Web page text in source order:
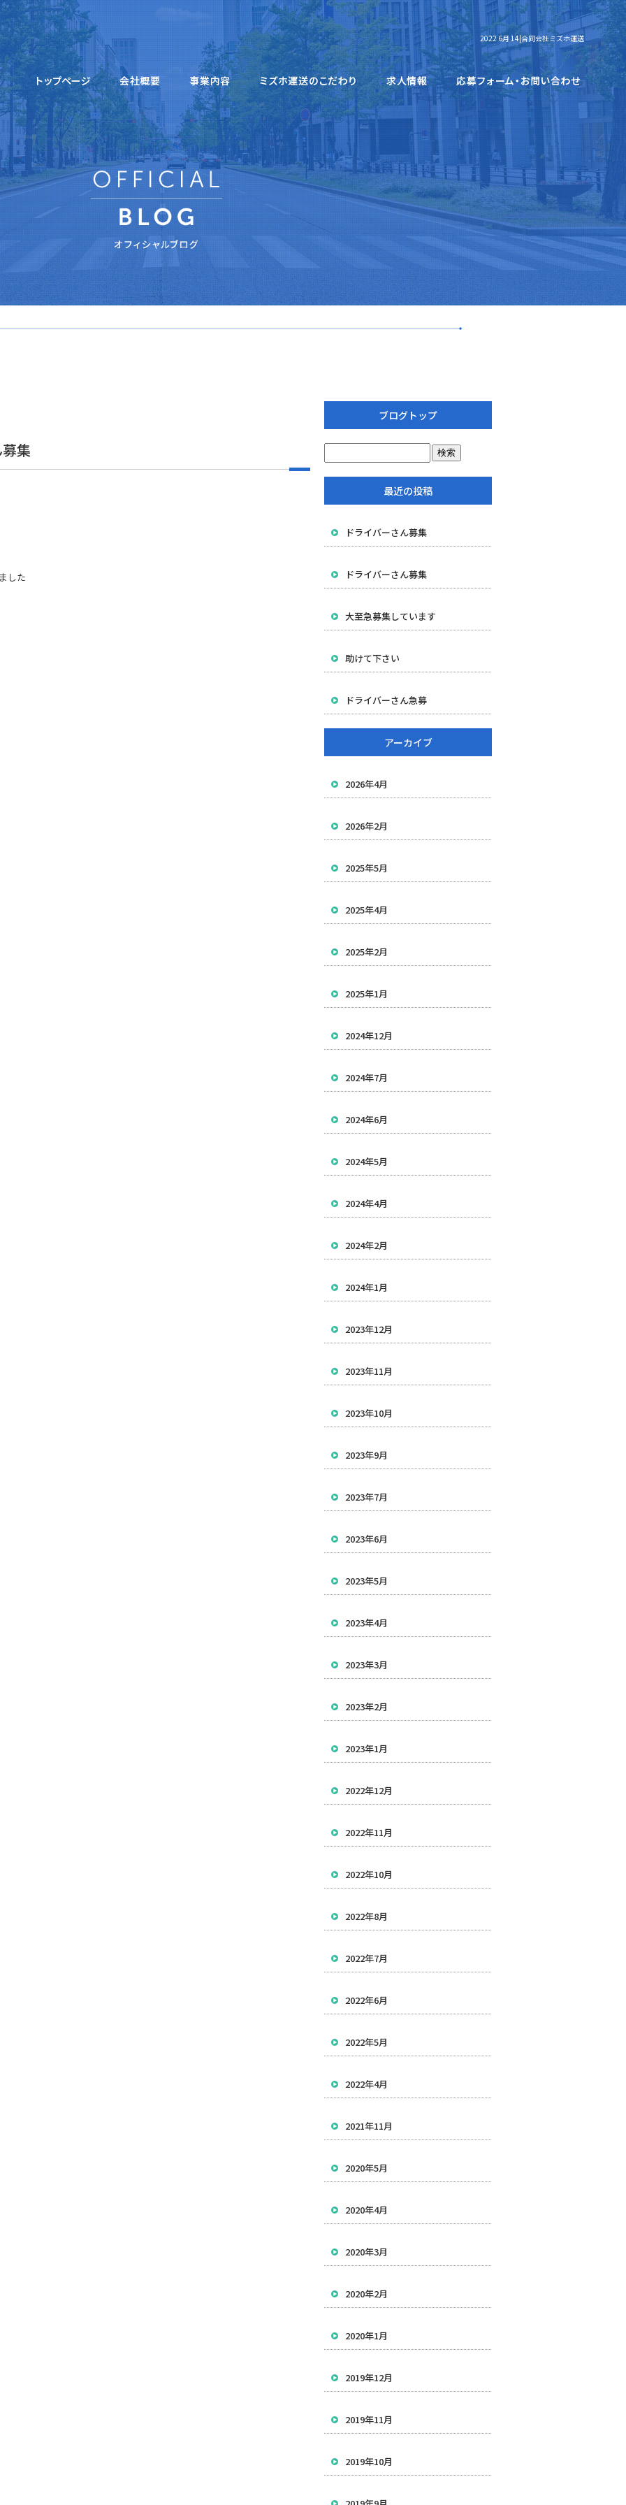
2022 6月 14|合同会社ミズホ運送
集
した
ブログトップ
最近の投稿
ドライバーさん募集
ドライバーさん募集
大至急募集しています
助けて下さい
ドライバーさん急募
アーカイブ
2026年4月
2026年2月
2025年5月
2025年4月
2025年2月
2025年1月
2024年12月
2024年7月
2024年6月
2024年5月
2024年4月
2024年2月
2024年1月
2023年12月
2023年11月
2023年10月
2023年9月
2023年7月
2023年6月
2023年5月
2023年4月
2023年3月
2023年2月
2023年1月
2022年12月
2022年11月
2022年10月
2022年8月
2022年7月
2022年6月
2022年5月
2022年4月
2021年11月
2020年5月
2020年4月
2020年3月
2020年2月
2020年1月
2019年12月
2019年11月
2019年10月